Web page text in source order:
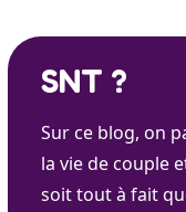
SNT ?
Sur ce blog, on
la vie de couple
soit tout à fait